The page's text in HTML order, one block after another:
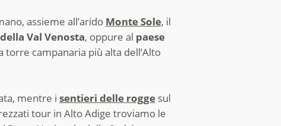
assieme all’arido Monte Sole, il
Val Venosta, oppure al paese
campanaria più alta dell’Alto
mentre i sentieri delle rogge sul
tour in Alto Adige troviamo le